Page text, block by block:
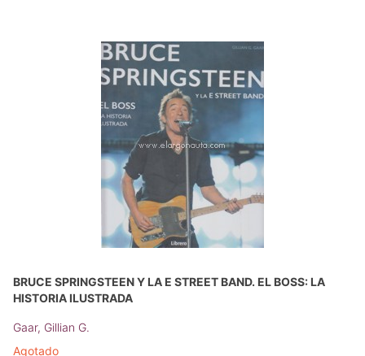
BRUCE SPRINGSTEEN Y LA E STREET BAND. EL BOSS: LA
HISTORIA ILUSTRADA
Gaar, Gillian G.
Agotado